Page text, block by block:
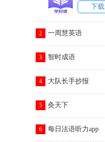
下载
2 一周慧英语
3 智时成语
4 大队长手抄报
5 灸天下
6 每日法语听力app